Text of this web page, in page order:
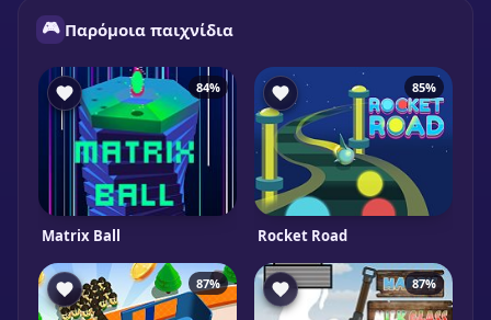
🎮 Παρόμοια παιχνίδια
84%
Matrix Ball
85%
Rocket Road
87% 87%